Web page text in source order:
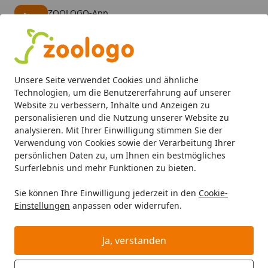
Unsere Seite verwendet Cookies und ähnliche
Technologien, um die Benutzererfahrung auf unserer
Website zu verbessern, Inhalte und Anzeigen zu
personalisieren und die Nutzung unserer Website zu
analysieren. Mit Ihrer Einwilligung stimmen Sie der
Verwendung von Cookies sowie der Verarbeitung Ihrer
persönlichen Daten zu, um Ihnen ein bestmögliches
Surferlebnis und mehr Funktionen zu bieten.
Sie können Ihre Einwilligung jederzeit in den Cookie-
Einstellungen anpassen oder widerrufen.
Ja, verstanden
ZOOLOGO-App
Alle Produkte
Mein Konto
Suchen
Startseite
JUWEL JUWEL Aquarien JUWEL Aquarieneinrichtung
Juwel Filtereinsätze für Bioflow 3.0
M